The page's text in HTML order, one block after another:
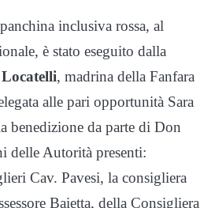
inclusiva rossa, al
è stato eseguito dalla
, madrina della Fanfara
alle pari opportunità Sara
benedizione da parte di Don
delle Autorità presenti:
Cav. Pavesi, la consigliera
Baietta, della Consigliera